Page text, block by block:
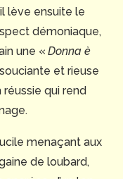
lève ensuite le
démoniaque,
une « Donna è
et rieuse
qui rend
menaçant aux
de loubard,